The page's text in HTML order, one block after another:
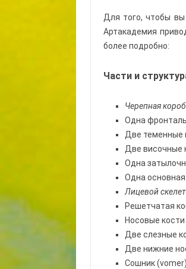
Для того, чтобы
Артакадемия
более подробно:
Части и
Черепная
Одна
Две теменные
Две височные
Одна
Одна
Лицевой
Решетчатая
Носовые
Две слезные
Две нижние
Сошник (vomer)